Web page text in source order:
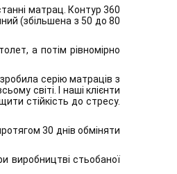
матрац. Контур 360
(збільшена з 50 до 80
а потім рівномірно
серію матраців з
світі. І наші клієнти
стійкість до стресу.
30 днів обміняти
виробництві стьобаної